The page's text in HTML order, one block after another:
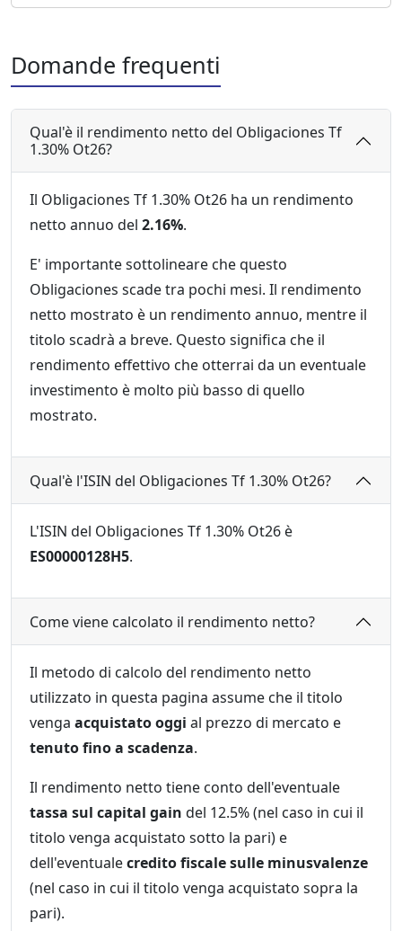
Domande frequenti
Qual'è il rendimento netto del Obligaciones Tf
1.30% Ot26?
Il Obligaciones Tf 1.30% Ot26 ha un rendimento
netto annuo del 2.16%.
E' importante sottolineare che questo
Obligaciones scade tra pochi mesi. Il rendimento
netto mostrato è un rendimento annuo, mentre il
titolo scadrà a breve. Questo significa che il
rendimento effettivo che otterrai da un eventuale
investimento è molto più basso di quello
mostrato.
Qual'è l'ISIN del Obligaciones Tf 1.30% Ot26?
L'ISIN del Obligaciones Tf 1.30% Ot26 è
ES00000128H5.
Come viene calcolato il rendimento netto?
Il metodo di calcolo del rendimento netto
utilizzato in questa pagina assume che il titolo
venga acquistato oggi al prezzo di mercato e
tenuto fino a scadenza.
Il rendimento netto tiene conto dell'eventuale
tassa sul capital gain del 12.5% (nel caso in cui il
titolo venga acquistato sotto la pari) e
dell'eventualecredito fiscale sulle minusvalenze
(nel caso in cui il titolo venga acquistato sopra la
pari).